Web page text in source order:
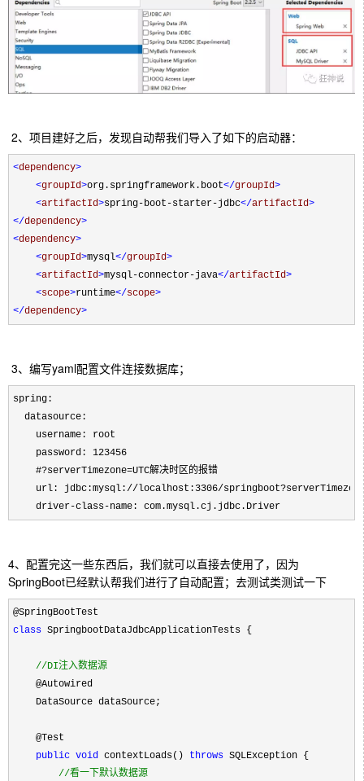
2、项目建好之后，发现自动帮我们导入了如下的启动器：
<dependency>
<groupId>org.springframework.boot</groupId>
<artifactId>spring-boot-starter-jdbc</artifactId>
</dependency>
<dependency>
<groupId>mysql</groupId>
<artifactId>mysql-connector-java</artifactId>
<scope>runtime</scope>
</dependency>
3、编写yaml配置文件连接数据库；
spring:
  datasource:
    username: root
    password: 123456
    #?serverTimezone=UTC解决时区的报错
url: jdbc:mysql://localhost:3306/
    driver-class-name: com.mysql.cj.jdbc.Driver
4、配置完这一些东西后，我们就可以直接去使用了，因为
SpringBoot已经默认帮我们进行了自动配置；去测试类测试一下
class SpringbootDataJdbcApplicationTests {
//DI注入数据源
    @Autowired
    DataSource dataSource;
    @Test
public void contextLoads() throws SQLException {
//看一下默认数据源